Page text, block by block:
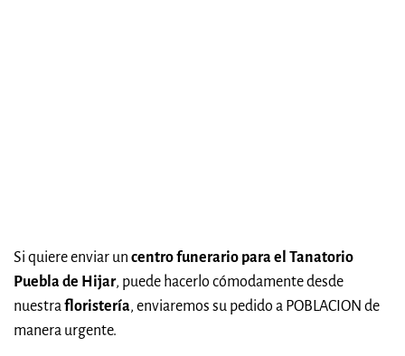
Si quiere enviar un centro funerario para el Tanatorio
Puebla de Hijar, puede hacerlo cómodamente desde
nuestrafloristería, enviaremos su pedido a POBLACION de
manera urgente.